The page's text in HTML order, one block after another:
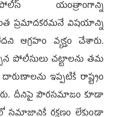
యంత్రాంగాన్ని
ప్రమాదకరమనే విషయాన్ని
ఆగ్రహం వ్యక్తం చేశారు.
పోలీసులు చట్టాలను తమ
దారుణాలను ఇప్పటికే రాష్ట్రం
దీనిపై పౌరసమాజం కూడా